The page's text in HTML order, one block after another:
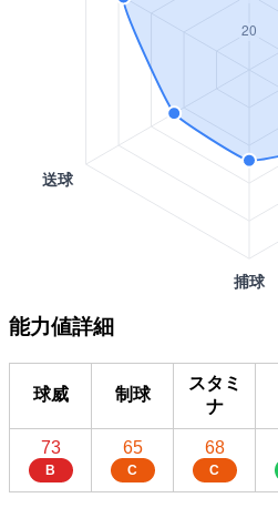
能力値詳細
球威 制球
スタミ
ナ
73
B
65
C
68
C